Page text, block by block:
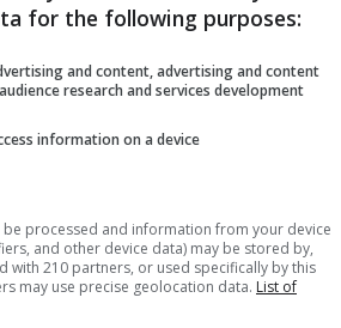
και δέηση για να έρθει βροχή - Θα
Η.Π.Α στην Κύπρο
Ιερά Μονή Κύκκου
στην Ιερά Μονή Κύκκου
περασμένο σαββατοκύριακο ο
Λευκωσία κ. John Koenig,...
for the following purposes:
and content, advertising and content
research and services development
information on a device
processed and information from your device
and other device data) may be stored by,
with 210 partners, or used specifically by this
may use precise geolocation data. List of